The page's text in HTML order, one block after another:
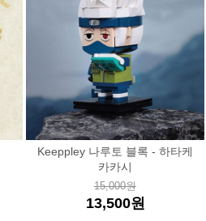
Keeppley 나루토 블록 - 하타케
카카시
15,000원
13,500원